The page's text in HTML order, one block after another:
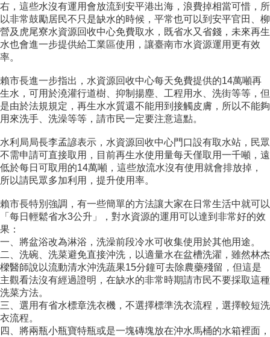
右，這些水沒有運用會放流到安平港出海，浪費掉相當可惜，所
以非常鼓勵居民不只是缺水的時候，平常也可以到安平官田、柳
營及虎尾寮水資源回收中心免費取水，既省水又省錢，未來再生
水也會進一步提供給工業區使用，讓臺南市水資源運用更有效
率。
賴市長進一步指出，水資源回收中心每天免費提供的14萬噸再
生水，可用於澆灌行道樹、抑制揚塵、工程用水、洗街等等，但
是由於法規規定，再生水水質還不能用到接觸皮膚，所以不能夠
用來洗手、洗澡等等，請市民一定要注意這點。
水利局局長李孟諺表示，水資源回收中心門口設有取水站，民眾
不需申請可直接取用，目前再生水使用量每天僅取用一千噸，遠
低於每日可取用的14萬噸，這些放流水沒有使用就會排放掉，
所以請民眾多加利用，提升使用率。
賴市長特別強調，有一些簡單的方法讓大家在日常生活中就可以
「每日輕鬆省水3公升」，對水資源的運用可以達到非常好的效
果：
一、將盆浴改為淋浴，洗澡前段冷水可收集使用於其他用途。
二、洗碗、洗菜避免直接沖洗，以適量水在盆槽洗濯，雖然林杰
樑醫師說以流動清水沖洗蔬果15分鐘可去除農藥殘留，但這是
主觀看法沒有經過證明，在缺水的非常時期請市民不要採取這種
洗菜方法。
三、選用有省水標章洗衣機，不選擇標準洗衣流程，選擇較短洗
衣流程。
四、將兩瓶小瓶寶特瓶或是一塊磚塊放在沖水馬桶的水箱裡面，